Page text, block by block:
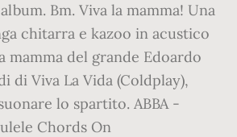
Bm. Viva la mamma! Una
chitarra e kazoo in acustico
mamma del grande Edoardo
di Viva La Vida (Coldplay),
lo spartito. ABBA -
Chords On